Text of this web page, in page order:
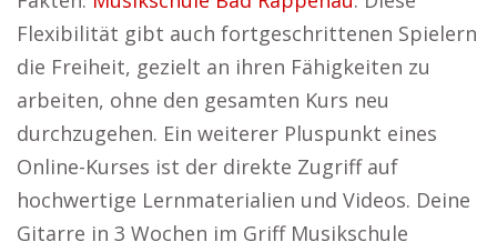
Flexibilität gibt auch fortgeschrittenen Spielern
die Freiheit, gezielt an ihren Fähigkeiten zu
arbeiten, ohne den gesamten Kurs neu
durchzugehen. Ein weiterer Pluspunkt eines
Online-Kurses ist der direkte Zugriff auf
hochwertige Lernmaterialien und Videos. Deine
Gitarre in 3 Wochen im Griff Musikschule